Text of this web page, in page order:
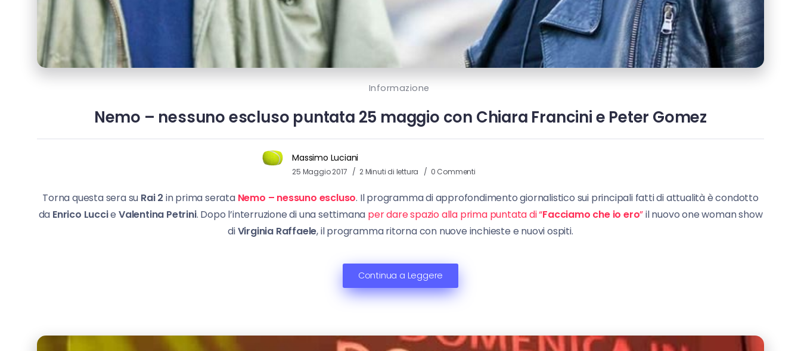
Informazione
Nemo – nessuno escluso puntata 25 maggio con Chiara Francini e Peter Gomez
Massimo Luciani
25 Maggio 2017 2 Minuti di lettura 0 Commenti
Torna questa sera su Rai 2 in prima serata Nemo – nessuno escluso. Il programma di approfondimento giornalistico sui principali fatti di attualità è condotto
da Enrico LuccieValentina Petrini. Dopo l’interruzione di una settimana per dare spazio alla prima puntata di “Facciamo che io ero”il nuovo one woman show
diVirginia Raffaele, il programma ritorna con nuove inchieste e nuovi ospiti.
Continua a Leggere